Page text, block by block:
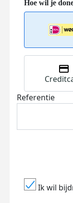
Referentie
Ik wil